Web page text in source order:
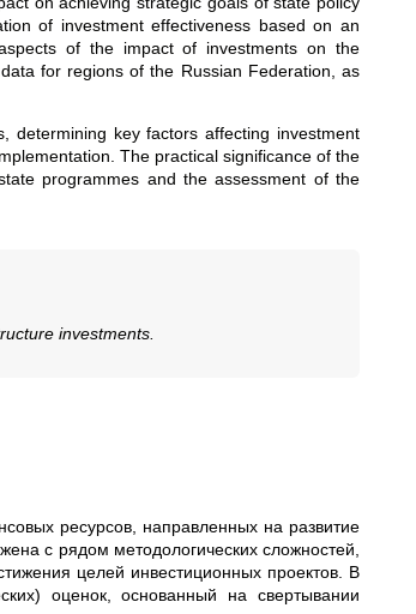
of investment effectiveness based on an
of the impact of investments on the
for regions of the Russian Federation, as
determining key factors affecting investment
The practical significance of the
programmes and the assessment of the
investments.
ресурсов, направленных на развитие
с рядом методологических сложностей,
целей инвестиционных проектов. В
оценок, основанный на свертывании